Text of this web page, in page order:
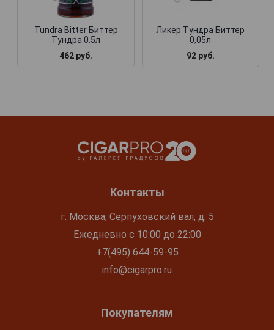
Tundra Bitter Биттер
Тундра 0.5л
462 руб.
Ликер Тундра Биттер
0,05л
92 руб.
Контакты
г. Москва, Серпуховский вал, д. 5
Ежедневно с 10:00 до 22:00
+7(495) 644-59-95
info@cigarpro.ru
Покупателям